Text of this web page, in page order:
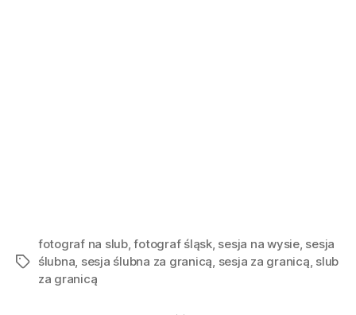
fotograf na slub,fotograf śląsk, sesja na wysie, sesja
ślubna, sesja ślubna za granicą, sesja za granicą, slub
za granicą